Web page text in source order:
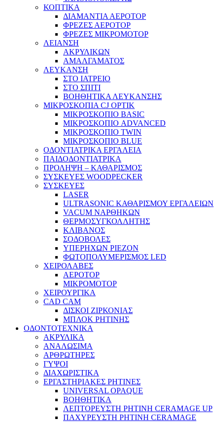
ΚΟΠΤΙΚΑ
ΔΙΑΜΑΝΤΙΑ ΑΕΡΟΤΟΡ
ΦΡΕΖΕΣ ΑΕΡΟΤΟΡ
ΦΡΕΖΕΣ ΜΙΚΡΟΜΟΤΟΡ
ΛΕΙΑΝΣΗ
ΑΚΡΥΛΙΚΩΝ
ΑΜΑΛΓΑΜΑΤΟΣ
ΛΕΥΚΑΝΣΗ
ΣΤΟ ΙΑΤΡΕΙΟ
ΣΤΟ ΣΠΙΤΙ
ΒΟΗΘΗΤΙΚΑ ΛΕΥΚΑΝΣΗΣ
ΜΙΚΡΟΣΚΟΠΙΑ CJ OPTIK
ΜΙΚΡΟΣΚΟΠΙΟ BASIC
ΜΙΚΡΟΣΚΟΠΙΟ ADVANCED
ΜΙΚΡΟΣΚΟΠΙΟ TWIN
ΜΙΚΡΟΣΚΟΠΙΟ BLUE
ΟΔΟΝΤΙΑΤΡΙΚΑ ΕΡΓΑΛΕΙΑ
ΠΑΙΔΟΔΟΝΤΙΑΤΡΙΚΑ
ΠΡΟΛΗΨΗ – ΚΑΘΑΡΙΣΜΟΣ
ΣΥΣΚΕΥΕΣ WOODPECKER
ΣΥΣΚΕΥΕΣ
LASER
ULTRASONIC ΚΑΘΑΡΙΣΜΟΥ ΕΡΓΑΛΕΙΩΝ
VACUM ΝΑΡΘΗΚΩΝ
ΘΕΡΜΟΣΥΓΚΟΛΛΗΤΗΣ
ΚΛΙΒΑΝΟΣ
ΣΟΔΟΒΟΛΕΣ
ΥΠΕΡΗΧΩΝ PIEZON
ΦΩΤΟΠΟΛΥΜΕΡΙΣΜΟΣ LED
ΧΕΙΡΟΛΑΒΕΣ
ΑΕΡΟΤΟΡ
ΜΙΚΡΟΜΟΤΟΡ
ΧΕΙΡΟΥΡΓΙΚΑ
CAD CAM
ΔΙΣΚΟΙ ΖΙΡΚΟΝΙΑΣ
ΜΠΛΟΚ ΡΗΤΙΝΗΣ
ΟΔΟΝΤΟΤΕΧΝΙΚΑ
ΑΚΡΥΛΙΚΑ
ΑΝΑΛΩΣΙΜΑ
ΑΡΘΡΩΤΗΡΕΣ
ΓΥΨΟΙ
ΔΙΑΧΩΡΙΣΤΙΚΑ
ΕΡΓΑΣΤΗΡΙΑΚΕΣ ΡΗΤΙΝΕΣ
UNIVERSAL OPAQUE
ΒΟΗΘΗΤΙΚΑ
ΛΕΠΤΟΡΕΥΣΤΗ ΡΗΤΙΝΗ CERAMAGE UP
ΠΑΧΥΡΕΥΣΤΗ ΡΗΤΙΝΗ CERAMAGE